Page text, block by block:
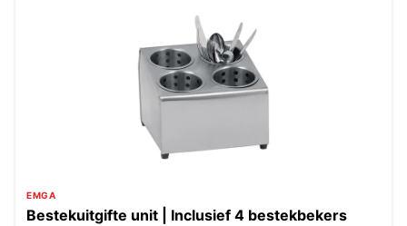
EMGA
Bestekuitgifte unit | Inclusief 4 bestekbekers